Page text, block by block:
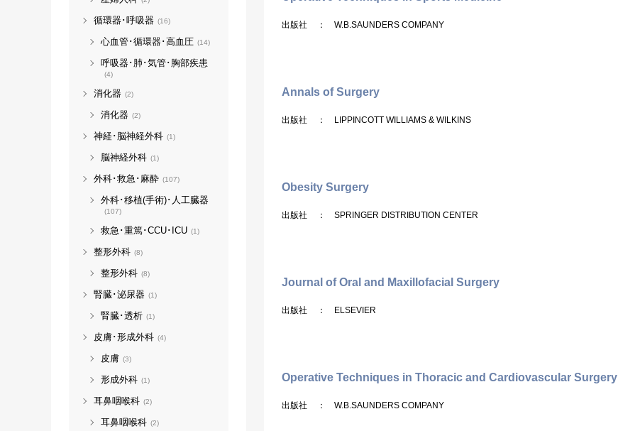
出版社 ： W.B.SAUNDERS COMPANY
Annals of Surgery
出版社 ： LIPPINCOTT WILLIAMS & WILKINS
Obesity Surgery
出版社 ： SPRINGER DISTRIBUTION CENTER
Journal of Oral and Maxillofacial Surgery
出版社 ： ELSEVIER
Operative Techniques in Thoracic and Cardiovascular Surgery
出版社 ： W.B.SAUNDERS COMPANY
循環器･呼吸器 (16)
心血管･循環器･高血圧 (14)
呼吸器･肺･気管･胸部疾患
(4)
消化器 (2)
消化器 (2)
神経･脳神経外科 (1)
脳神経外科 (1)
外科･救急･麻酔 (107)
外科･移植(手術)･人工臓器
(107)
救急･重篤･CCU･ICU (1)
整形外科 (8)
整形外科 (8)
腎臓･泌尿器 (1)
腎臓･透析 (1)
皮膚･形成外科 (4)
皮膚 (3)
形成外科 (1)
耳鼻咽喉科 (2)
耳鼻咽喉科 (2)